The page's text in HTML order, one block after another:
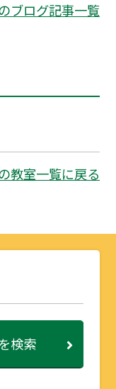
ブログ記事一覧
教室一覧に戻る
検索